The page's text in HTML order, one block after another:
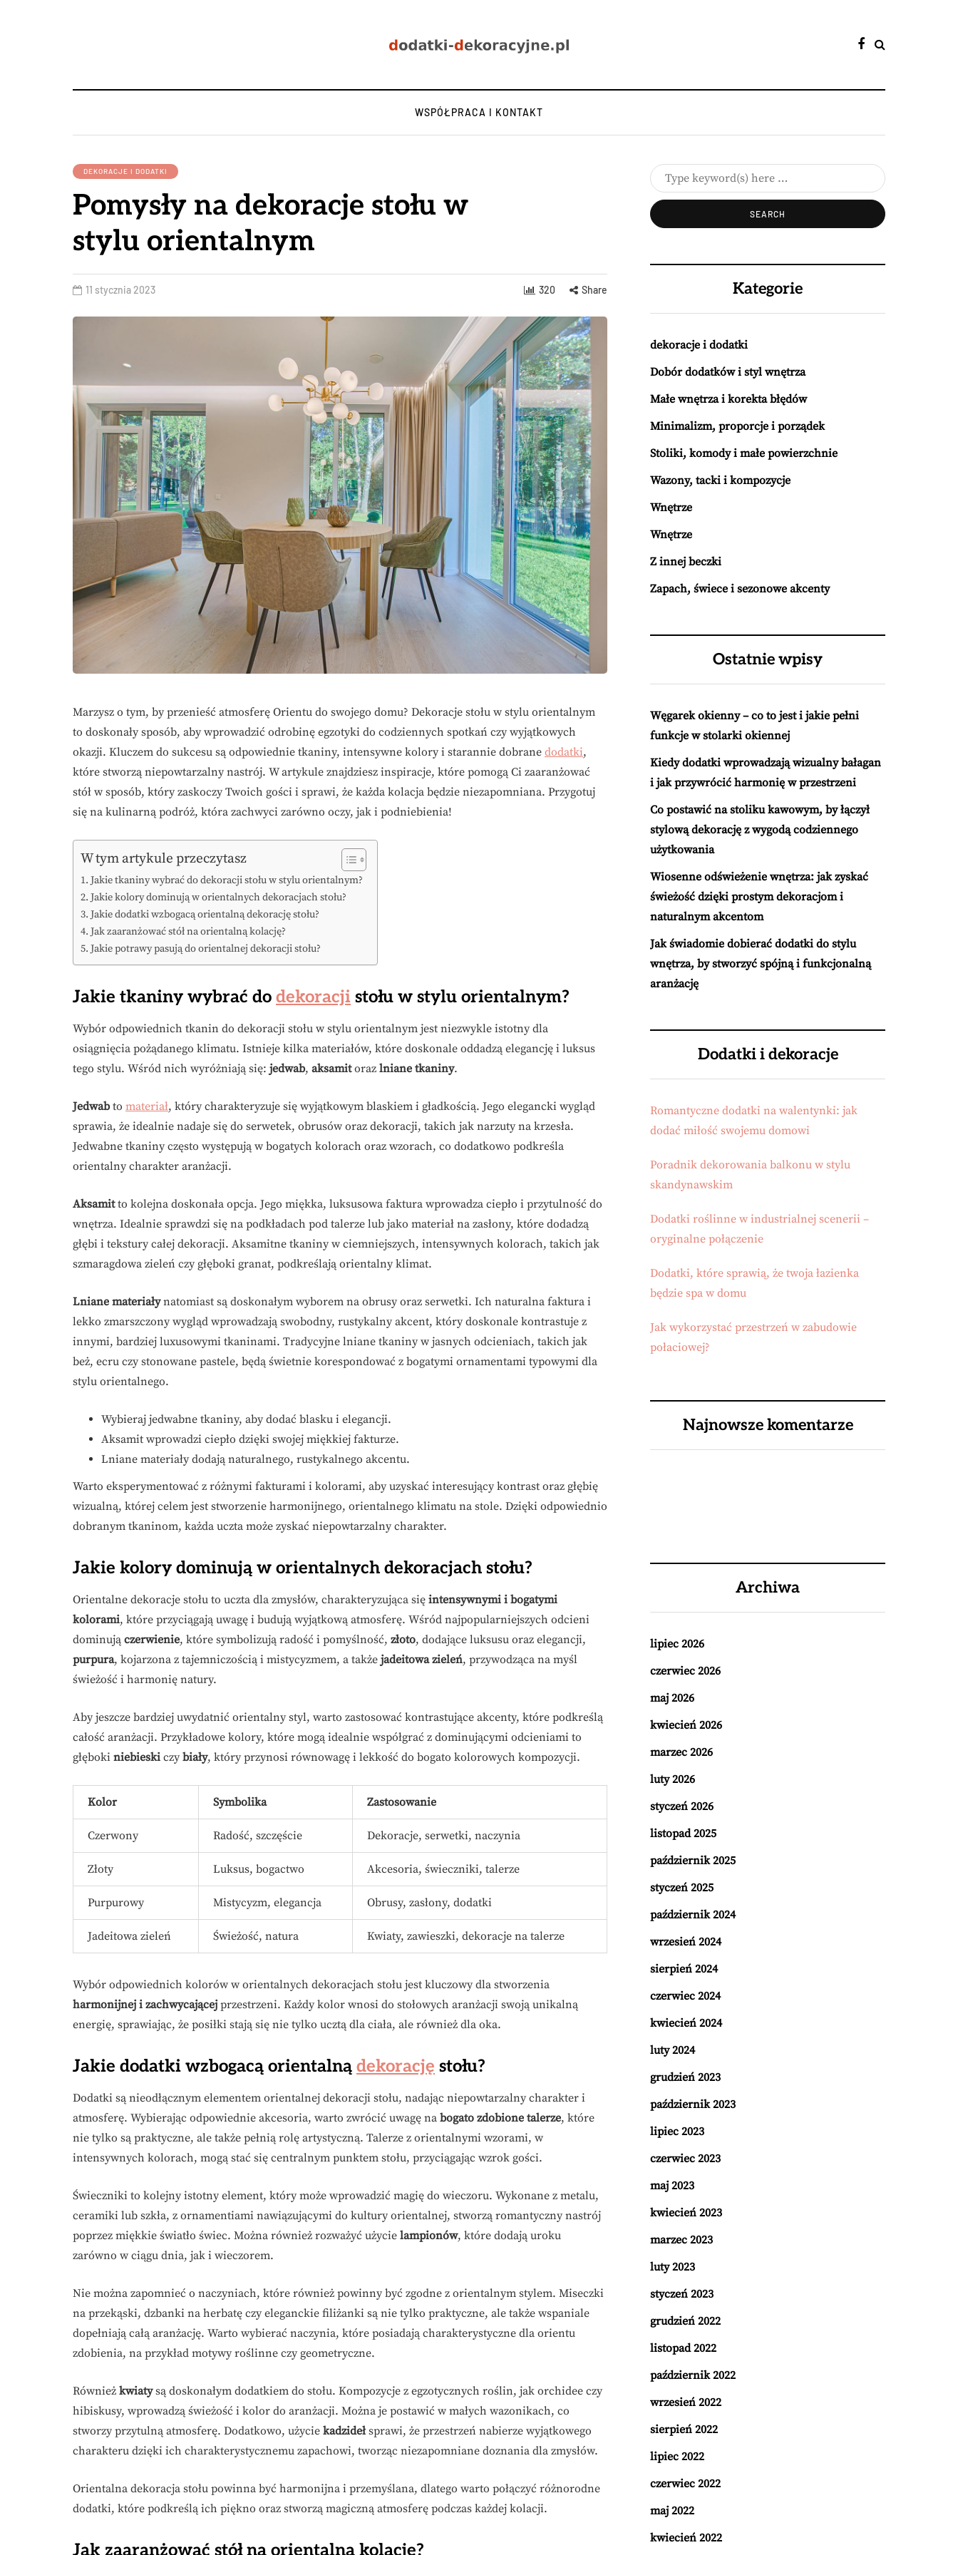
WSPÓŁPRACA I KONTAKT
DEKORACJE I DODATKI
Pomysły na dekoracje stołu w
stylu orientalnym
11 stycznia 2023 320 Share
Marzysz o tym, by przenieść atmosferę Orientu do swojego domu? Dekoracje stołu w stylu orientalnym
to doskonały sposób, aby wprowadzić odrobinę egzotyki do codziennych spotkań czy wyjątkowych
okazji. Kluczem do sukcesu są odpowiednie tkaniny, intensywne kolory i starannie dobrane dodatki,
które stworzą niepowtarzalny nastrój. W artykule znajdziesz inspiracje, które pomogą Ci zaaranżować
stół w sposób, który zaskoczy Twoich gości i sprawi, że każda kolacja będzie niezapomniana. Przygotuj
się na kulinarną podróż, która zachwyci zarówno oczy, jak i podniebienia!
W tym artykule przeczytasz
Jakie tkaniny wybrać do dekoracji stołu w stylu orientalnym?
Jakie kolory dominują w orientalnych dekoracjach stołu?
Jakie dodatki wzbogacą orientalną dekorację stołu?
Jak zaaranżować stół na orientalną kolację?
Jakie potrawy pasują do orientalnej dekoracji stołu?
Jakie tkaniny wybrać do dekoracji stołu w stylu orientalnym?
Wybór odpowiednich tkanin do dekoracji stołu w stylu orientalnym jest niezwykle istotny dla
osiągnięcia pożądanego klimatu. Istnieje kilka materiałów, które doskonale oddadzą elegancję i luksus
tego stylu. Wśród nich wyróżniają się: jedwab, aksamitoraz lniane tkaniny.
Jedwabto materiał, który charakteryzuje się wyjątkowym blaskiem i gładkością. Jego elegancki wygląd
sprawia, że idealnie nadaje się do serwetek, obrusów oraz dekoracji, takich jak narzuty na krzesła.
Jedwabne tkaniny często występują w bogatych kolorach oraz wzorach, co dodatkowo podkreśla
orientalny charakter aranżacji.
Aksamitto kolejna doskonała opcja. Jego miękka, luksusowa faktura wprowadza ciepło i przytulność do
wnętrza. Idealnie sprawdzi się na podkładach pod talerze lub jako materiał na zasłony, które dodadzą
głębi i tekstury całej dekoracji. Aksamitne tkaniny w ciemniejszych, intensywnych kolorach, takich jak
szmaragdowa zieleń czy głęboki granat, podkreślają orientalny klimat.
Lniane materiałynatomiast są doskonałym wyborem na obrusy oraz serwetki. Ich naturalna faktura i
lekko zmarszczony wygląd wprowadzają swobodny, rustykalny akcent, który doskonale kontrastuje z
innymi, bardziej luxusowymi tkaninami. Tradycyjne lniane tkaniny w jasnych odcieniach, takich jak
beż, ecru czy stonowane pastele, będą świetnie korespondować z bogatymi ornamentami typowymi dla
stylu orientalnego.
Wybieraj jedwabne tkaniny, aby dodać blasku i elegancji.
Aksamit wprowadzi ciepło dzięki swojej miękkiej fakturze.
Lniane materiały dodają naturalnego, rustykalnego akcentu.
Warto eksperymentować z różnymi fakturami i kolorami, aby uzyskać interesujący kontrast oraz głębię
wizualną, której celem jest stworzenie harmonijnego, orientalnego klimatu na stole. Dzięki odpowiednio
dobranym tkaninom, każda uczta może zyskać niepowtarzalny charakter.
Jakie kolory dominują w orientalnych dekoracjach stołu?
Orientalne dekoracje stołu to uczta dla zmysłów, charakteryzująca się intensywnymi i bogatymi
kolorami, które przyciągają uwagę i budują wyjątkową atmosferę. Wśród najpopularniejszych odcieni
dominują czerwienie, które symbolizują radość i pomyślność, złoto, dodające luksusu oraz elegancji,
purpura, kojarzona z tajemniczością i mistycyzmem, a także jadeitowa zieleń, przywodząca na myśl
świeżość i harmonię natury.
Aby jeszcze bardziej uwydatnić orientalny styl, warto zastosować kontrastujące akcenty, które podkreślą
całość aranżacji. Przykładowe kolory, które mogą idealnie współgrać z dominującymi odcieniami to
głęboki niebieski czy biały, który przynosi równowagę i lekkość do bogato kolorowych kompozycji.
Kolor Symbolika Zastosowanie
Czerwony Radość, szczęście Dekoracje, serwetki, naczynia
Złoty Luksus, bogactwo Akcesoria, świeczniki, talerze
Purpurowy Mistycyzm, elegancja Obrusy, zasłony, dodatki
Jadeitowa zieleń Świeżość, natura Kwiaty, zawieszki, dekoracje na talerze
Wybór odpowiednich kolorów w orientalnych dekoracjach stołu jest kluczowy dla stworzenia
harmonijnej i zachwycającej przestrzeni. Każdy kolor wnosi do stołowych aranżacji swoją unikalną
energię, sprawiając, że posiłki stają się nie tylko ucztą dla ciała, ale również dla oka.
Jakie dodatki wzbogacą orientalną dekorację stołu?
Dodatki są nieodłącznym elementem orientalnej dekoracji stołu, nadając niepowtarzalny charakter i
atmosferę. Wybierając odpowiednie akcesoria, warto zwrócić uwagę na bogato zdobione talerze, które
nie tylko są praktyczne, ale także pełnią rolę artystyczną. Talerze z orientalnymi wzorami, w
intensywnych kolorach, mogą stać się centralnym punktem stołu, przyciągając wzrok gości.
Świeczniki to kolejny istotny element, który może wprowadzić magię do wieczoru. Wykonane z metalu,
ceramiki lub szkła, z ornamentiami nawiązującymi do kultury orientalnej, stworzą romantyczny nastrój
poprzez miękkie światło świec. Można również rozważyć użycie lampionów, które dodają uroku
zarówno w ciągu dnia, jak i wieczorem.
Nie można zapomnieć o naczyniach, które również powinny być zgodne z orientalnym stylem. Miseczki
na przekąski, dzbanki na herbatę czy eleganckie filiżanki są nie tylko praktyczne, ale także wspaniale
dopełniają całą aranżację. Warto wybierać naczynia, które posiadają charakterystyczne dla orientu
zdobienia, na przykład motywy roślinne czy geometryczne.
Również kwiatysą doskonałym dodatkiem do stołu. Kompozycje z egzotycznych roślin, jak orchidee czy
hibiskusy, wprowadzą świeżość i kolor do aranżacji. Można je postawić w małych wazonikach, co
stworzy przytulną atmosferę. Dodatkowo, użycie kadzideł sprawi, że przestrzeń nabierze wyjątkowego
charakteru dzięki ich charakterystycznemu zapachowi, tworząc niezapomniane doznania dla zmysłów.
Orientalna dekoracja stołu powinna być harmonijna i przemyślana, dlatego warto połączyć różnorodne
dodatki, które podkreślą ich piękno oraz stworzą magiczną atmosferę podczas każdej kolacji.
Jak zaaranżować stół na orientalną kolację?
Kategorie
dekoracje i dodatki
Dobór dodatków i styl wnętrza
Małe wnętrza i korekta błędów
Minimalizm, proporcje i porządek
Stoliki, komody i małe powierzchnie
Wazony, tacki i kompozycje
Wnętrze
Wnętrze
Z innej beczki
Zapach, świece i sezonowe akcenty
Ostatnie wpisy
Węgarek okienny – co to jest i jakie pełni
funkcje w stolarki okiennej
Kiedy dodatki wprowadzają wizualny bałagan
i jak przywrócić harmonię w przestrzeni
Co postawić na stoliku kawowym, by łączył
stylową dekorację z wygodą codziennego
użytkowania
Wiosenne odświeżenie wnętrza: jak zyskać
świeżość dzięki prostym dekoracjom i
naturalnym akcentom
Jak świadomie dobierać dodatki do stylu
wnętrza, by stworzyć spójną i funkcjonalną
aranżację
Dodatki i dekoracje
Romantyczne dodatki na walentynki: jak
dodać miłość swojemu domowi
Poradnik dekorowania balkonu w stylu
skandynawskim
Dodatki roślinne w industrialnej scenerii –
oryginalne połączenie
Dodatki, które sprawią, że twoja łazienka
będzie spa w domu
Jak wykorzystać przestrzeń w zabudowie
połaciowej?
Najnowsze komentarze
Archiwa
lipiec 2026
czerwiec 2026
maj 2026
kwiecień 2026
marzec 2026
luty 2026
styczeń 2026
listopad 2025
październik 2025
styczeń 2025
październik 2024
wrzesień 2024
sierpień 2024
czerwiec 2024
kwiecień 2024
luty 2024
grudzień 2023
październik 2023
lipiec 2023
czerwiec 2023
maj 2023
kwiecień 2023
marzec 2023
luty 2023
styczeń 2023
grudzień 2022
listopad 2022
październik 2022
wrzesień 2022
sierpień 2022
lipiec 2022
czerwiec 2022
maj 2022
kwiecień 2022